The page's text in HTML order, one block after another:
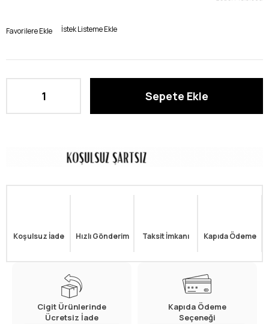
Favorilere Ekle İstek Listeme Ekle
Koşulsuz İade Hızlı Gönderim Taksit İmkanı Kapıda Ödeme
Cigit Ürünlerinde
Ücretsiz İade
Kapıda Ödeme
Seçeneği